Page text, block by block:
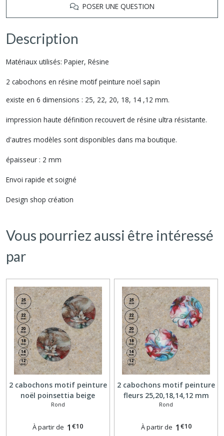
POSER UNE QUESTION
Description
Matériaux utilisés: Papier, Résine
2 cabochons en résine motif peinture noël sapin
existe en 6 dimensions : 25, 22, 20, 18, 14 ,12 mm.
impression haute définition recouvert de résine ultra résistante.
d'autres modèles sont disponibles dans ma boutique.
épaisseur : 2 mm
Envoi rapide et soigné
Design shop création
Vous pourriez aussi être intéressé
par
2 cabochons motif peinture
noël poinsettia beige
25,20,18,14,12 mm R045
Rond
À partir de 1 €10
2 cabochons motif peinture
fleurs 25,20,18,14,12 mm
R046
Rond
À partir de 1 €10